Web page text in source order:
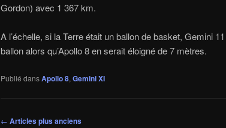
Gordon) avec 1 367 km.
A l’échelle, si la Terre était un ballon de basket, Gemini
ballon alors qu’Apollo 8 en serait éloigné de 7 mètres.
Publié dansApollo 8, Gemini XI
Navigation
← Articles plus anciens